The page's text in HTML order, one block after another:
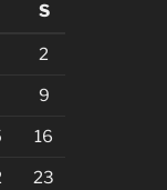
S
2
9
16
23